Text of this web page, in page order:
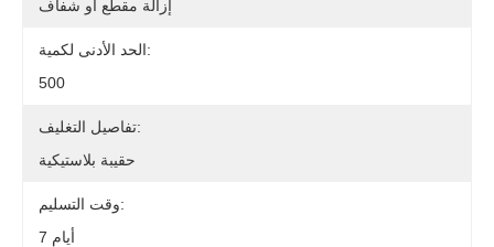
إزالة مقطع أو شفاف
الحد الأدنى لكمية:
500
تفاصيل التغليف:
حقيبة بلاستيكية
وقت التسليم:
7 أيام